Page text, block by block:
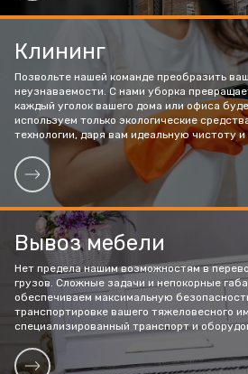
Клининг
Позвольте нашей команде преобразить
неузнаваемости. С нами уборка
каждый уголок вашего дома или офиса
используем только экологические
технологии, даря вам идеальную чистоту
Вывоз мебели
Нет предела нашим возможностям в
грузов. Сложные задачи и непокорные
обеспечиваем максимальную
транспортировке вашего тяжеловесного
специализированный транспорт и